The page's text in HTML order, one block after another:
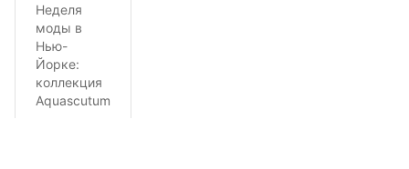
Неделя
моды в
Нью-
Йорке:
коллекция
Aquascutum